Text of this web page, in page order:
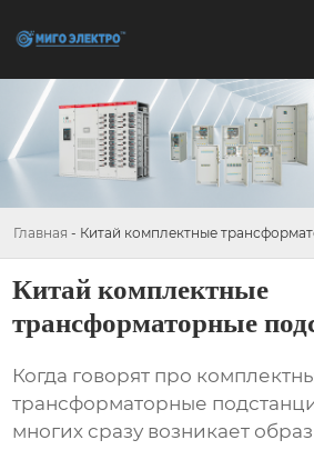
Главная - Китай комплектные
Китай комплектные
трансформаторные
Когда говорят про
трансформаторные
многих сразу возникает